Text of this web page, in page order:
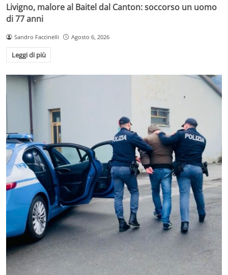
Livigno, malore al Baitel dal Canton: soccorso un uomo
di 77 anni
Sandro Faccinelli Agosto 6, 2026
Leggi di più